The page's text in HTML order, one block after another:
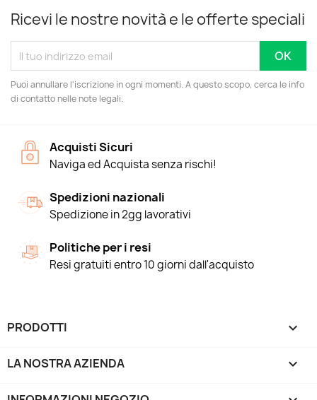
Ricevi le nostre novità e le offerte speciali
Puoi annullare l'iscrizione in ogni momenti. A questo scopo, cerca le info
di contatto nelle note legali.
Acquisti Sicuri
Naviga ed Acquista senza rischi!
Spedizioni nazionali
Spedizione in 2gg lavorativi
Politiche per i resi
Resi gratuiti entro 10 giorni dall'acquisto
PRODOTTI 
LA NOSTRA AZIENDA 